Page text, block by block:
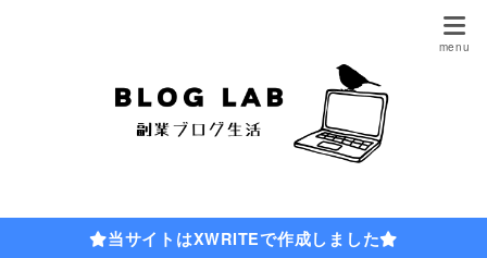
当サイトはXWRITEで作成しました